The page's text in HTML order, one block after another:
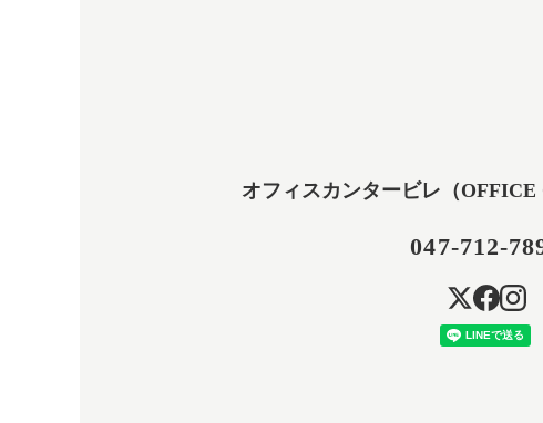
オフィスカンタービレ（
047-712-